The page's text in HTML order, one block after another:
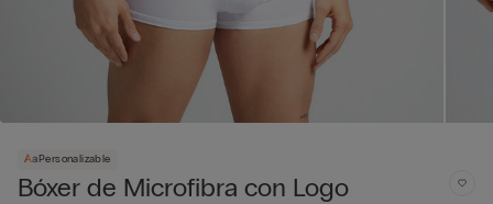
Personalizable
Bóxer de Microfibra con Logo